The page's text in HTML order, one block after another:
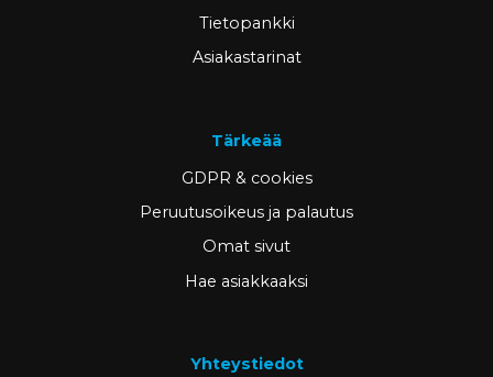
Tietopankki
Asiakastarinat
Tärkeää
GDPR & cookies
Peruutusoikeus ja palautus
Omat sivut
Hae asiakkaaksi
Yhteystiedot